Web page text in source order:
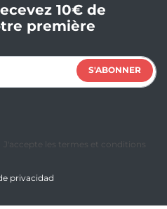
10€ de
première
S'ABONNER
J'accepte les termes et conditions
privacidad